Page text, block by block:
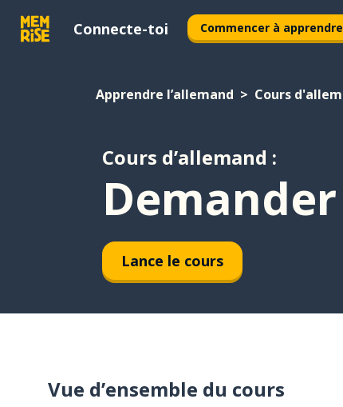
Connecte-toi Commencer à apprendre
Apprendre l’allemand Cours
Cours d’allemand :
Lance le cours
Vue d’ensemble du cours